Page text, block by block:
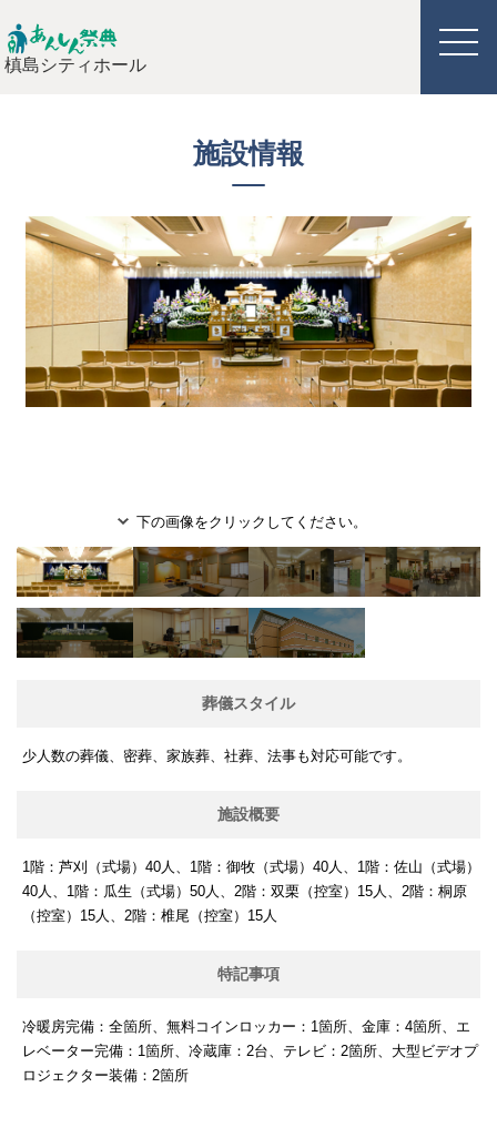
槙島シティホール
施設情報
下の画像をクリックしてください。
葬儀スタイル
少人数の葬儀、密葬、家族葬、社葬、法事も対応可能です。
施設概要
1階：芦刈（式場）40人、1階：御牧（式場）40人、1階：佐山（式場）
40人、1階：瓜生（式場）50人、2階：双栗（控室）15人、2階：桐原
（控室）15人、2階：椎尾（控室）15人
特記事項
冷暖房完備：全箇所、無料コインロッカー：1箇所、金庫：4箇所、エ
レベーター完備：1箇所、冷蔵庫：2台、テレビ：2箇所、大型ビデオプ
ロジェクター装備：2箇所